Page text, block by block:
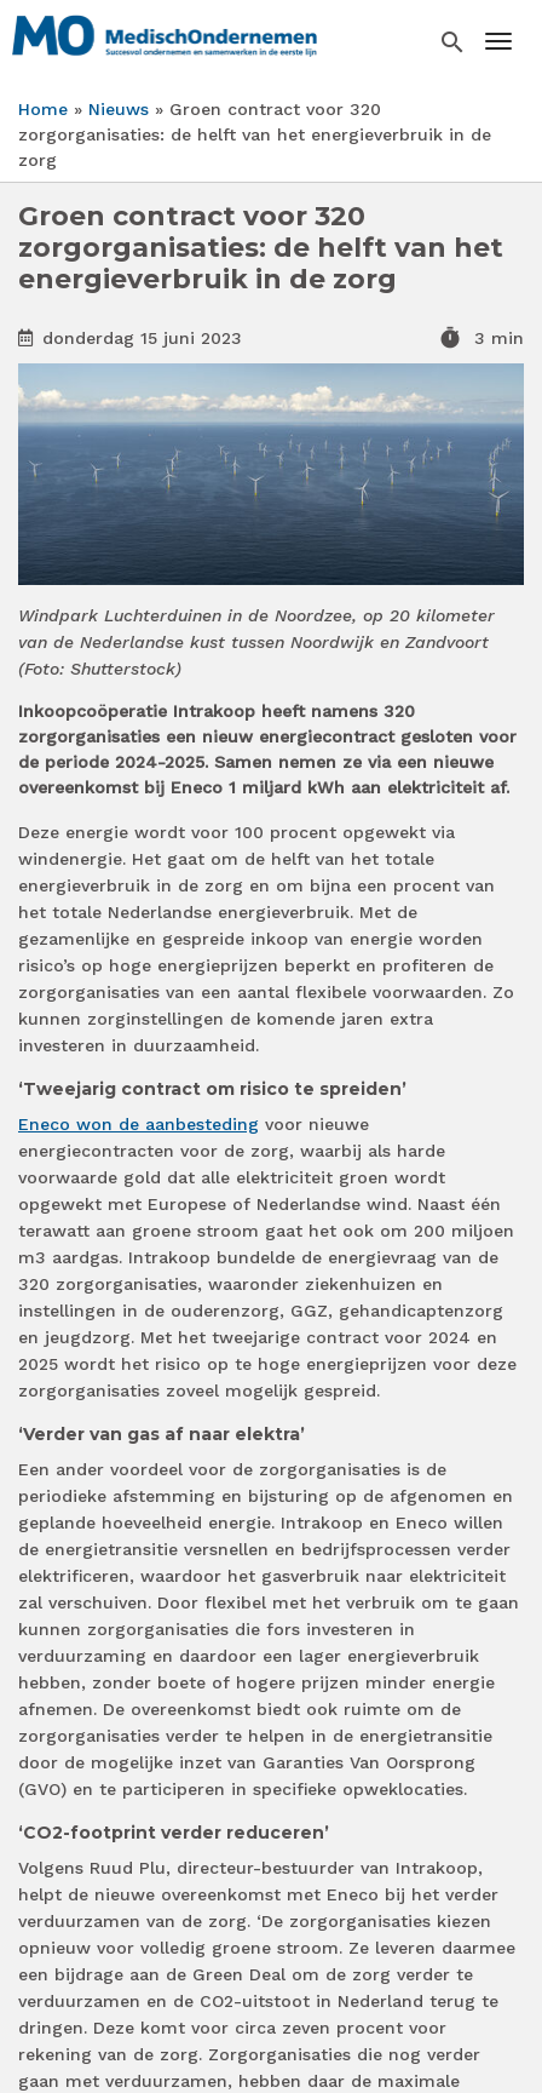
Overslaan
en
inhoud
gaan
search
Kruimelpad
Home Nieuws
Groen contract voor 320
zorgorganisaties: de helft van het energieverbruik in de
zorg
Groen contract voor 320
zorgorganisaties: de helft van het
energieverbruik in de zorg
donderdag 15 juni 2023 timer 3 min
Windpark Luchterduinen in de Noordzee, op 20 kilometer
van de Nederlandse kust tussen Noordwijk en Zandvoort
(Foto: Shutterstock)
Inkoopcoöperatie Intrakoop heeft namens 320
zorgorganisaties een nieuw energiecontract gesloten voor
de periode 2024-2025. Samen nemen ze via een nieuwe
overeenkomst bij Eneco 1 miljard kWh aan elektriciteit af.
Deze energie wordt voor 100 procent opgewekt via
windenergie. Het gaat om de helft van het totale
energieverbruik in de zorg en om bijna een procent van
het totale Nederlandse energieverbruik. Met de
gezamenlijke en gespreide inkoop van energie worden
risico’s op hoge energieprijzen beperkt en profiteren de
zorgorganisaties van een aantal flexibele voorwaarden. Zo
kunnen zorginstellingen de komende jaren extra
investeren in duurzaamheid.
‘Tweejarig contract om risico te spreiden’
Eneco won de aanbesteding voor nieuwe
energiecontracten voor de zorg, waarbij als harde
voorwaarde gold dat alle elektriciteit groen wordt
opgewekt met Europese of Nederlandse wind. Naast één
terawatt aan groene stroom gaat het ook om 200 miljoen
m3 aardgas. Intrakoop bundelde de energievraag van de
320 zorgorganisaties, waaronder ziekenhuizen en
instellingen in de ouderenzorg, GGZ, gehandicaptenzorg
en jeugdzorg. Met het tweejarige contract voor 2024 en
2025 wordt het risico op te hoge energieprijzen voor deze
zorgorganisaties zoveel mogelijk gespreid.
‘Verder van gas af naar elektra’
Een ander voordeel voor de zorgorganisaties is de
periodieke afstemming en bijsturing op de afgenomen en
geplande hoeveelheid energie. Intrakoop en Eneco willen
de energietransitie versnellen en bedrijfsprocessen verder
elektrificeren, waardoor het gasverbruik naar elektriciteit
zal verschuiven. Door flexibel met het verbruik om te gaan
kunnen zorgorganisaties die fors investeren in
verduurzaming en daardoor een lager energieverbruik
hebben, zonder boete of hogere prijzen minder energie
afnemen. De overeenkomst biedt ook ruimte om de
zorgorganisaties verder te helpen in de energietransitie
door de mogelijke inzet van Garanties Van Oorsprong
(GVO) en te participeren in specifieke opweklocaties.
‘CO2-footprint verder reduceren’
Volgens Ruud Plu, directeur-bestuurder van Intrakoop,
helpt de nieuwe overeenkomst met Eneco bij het verder
verduurzamen van de zorg. ‘De zorgorganisaties kiezen
opnieuw voor volledig groene stroom. Ze leveren daarmee
een bijdrage aan de Green Deal om de zorg verder te
verduurzamen en de CO2-uitstoot in Nederland terug te
dringen. Deze komt voor circa zeven procent voor
rekening van de zorg. Zorgorganisaties die nog verder
gaan met verduurzamen, hebben daar de maximale